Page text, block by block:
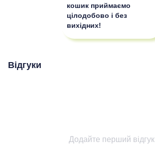
кошик приймаємо
цілодобово і без
вихідних!
Відгуки
Додайте перший відгук